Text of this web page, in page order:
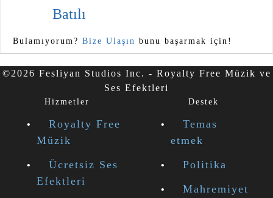
Batılı
Bulamıyorum? Bize Ulaşın bunu başarmak için!
©2026 Fesliyan Studios Inc. - Royalty Free Müzik ve
Ses Efektleri
Hizmetler
Royalty Free
Müzik
Ücretsiz Ses
Efektleri
Destek
Temas
etmek
Politika
Mahremiyet